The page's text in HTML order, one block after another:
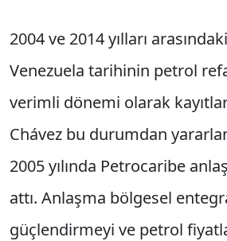
2004 ve 2014 yılları
Venezuela tarihinin petrol
verimli dönemi olarak
Chávez bu durumdan
2005 yılında Petrocaribe
attı. Anlaşma bölgesel
güçlendirmeyi ve petrol